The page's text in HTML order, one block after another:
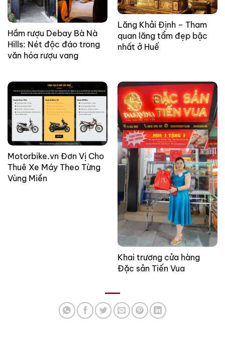
Hầm rượu Debay Bà Nà
Hills: Nét độc đáo trong
văn hóa rượu vang
Lăng Khải Định – Tham
quan lăng tẩm đẹp bậc
nhất ở Huế
Motorbike.vn Đơn Vị Cho
Thuê Xe Máy Theo Từng
Vùng Miền
Khai trương cửa hàng
Đặc sản Tiến Vua